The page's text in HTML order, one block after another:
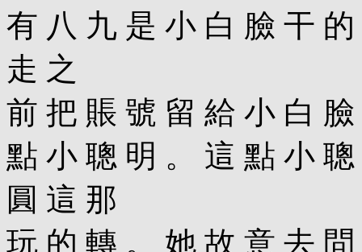
有 八 九 是 小 白 臉 干
走 之
前 把 賬 號 留 給 小 白
點 小 聰 明 。 這 點 小
圓 這 那
玩 的 轉 。 她 故 意 去